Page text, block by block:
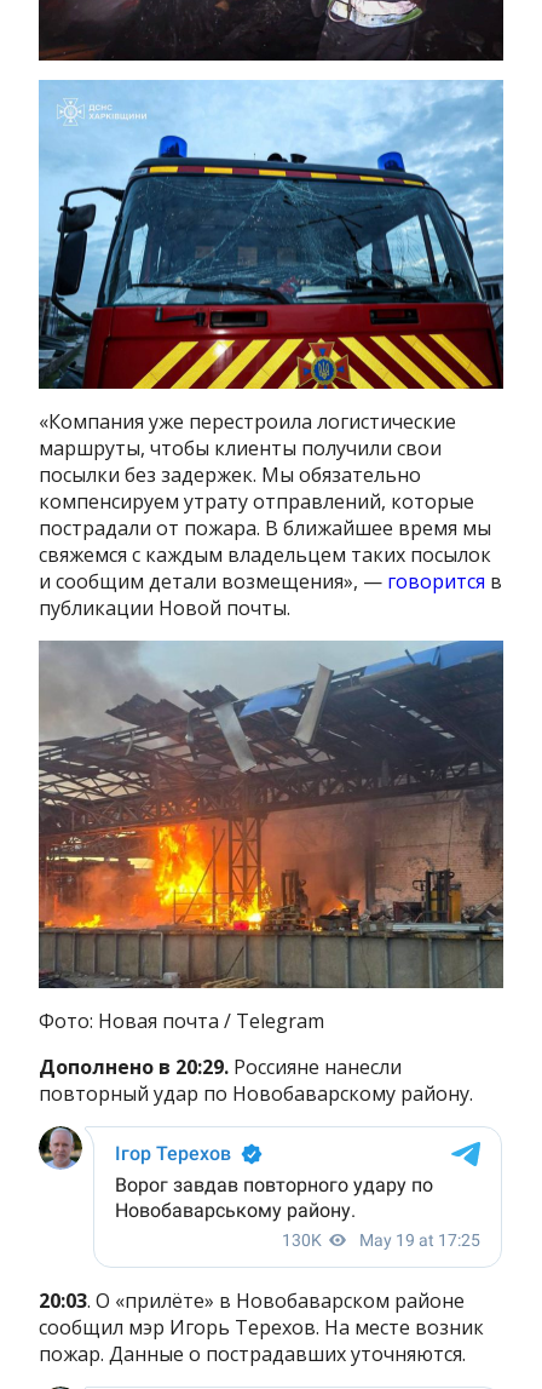
«Компания уже перестроила логистические
маршруты, чтобы клиенты получили свои
посылки без задержек. Мы обязательно
компенсируем утрату отправлений, которые
пострадали от пожара. В ближайшее время мы
свяжемся с каждым владельцем таких посылок
и сообщим детали возмещения», — говорится в
публикации Новой почты.
Фото: Новая почта / Telegram
Дополнено в 20:29. Россияне нанесли
повторный удар по Новобаварскому району.
20:03. О «прилёте» в Новобаварском районе
сообщил мэр Игорь Терехов. На месте возник
пожар. Данные о пострадавших уточняются.